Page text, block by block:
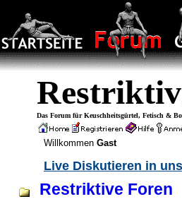
Das Forum für Keuschheitsgürtel, Fetisch &
Willkommen Gast
Live Diskutieren in
Restriktive Foren